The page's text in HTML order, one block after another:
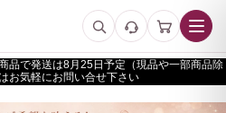
品で発送は
予定（現品や一部商品除
お気軽にお問い合せ下さい